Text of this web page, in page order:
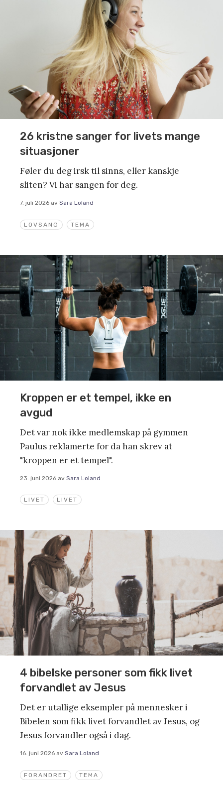
LOVSANG TEMA
26 kristne sanger for livets mange
situasjoner
Føler du deg irsk til sinns, eller kanskje
sliten? Vi har sangen for deg.
7. juli 2026 av Sara Loland
LIVET LIVET
Kroppen er et tempel, ikke en
avgud
Det var nok ikke medlemskap på gymmen
Paulus reklamerte for da han skrev at
"kroppen er et tempel".
23. juni 2026 av Sara Loland
FORANDRET TEMA
4 bibelske personer som fikk livet
forvandlet av Jesus
Det er utallige eksempler på mennesker i
Bibelen som fikk livet forvandlet av Jesus, og
Jesus forvandler også i dag.
16. juni 2026 av Sara Loland